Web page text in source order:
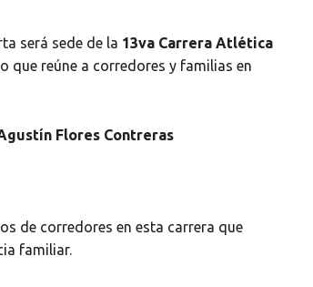
será sede de la 13va Carrera Atlética
que reúne a corredores y familias en
Flores Contreras
de corredores en esta carrera que
familiar.